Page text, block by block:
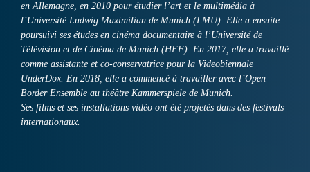
en Allemagne, en 2010 pour étudier l’art et le multimédia à
l’Université Ludwig Maximilian de Munich (LMU). Elle a ensuite
poursuivi ses études en cinéma documentaire à l’Université de
Télévision et de Cinéma de Munich (HFF). En 2017, elle a travaillé
comme assistante et co-conservatrice pour la Videobiennale
UnderDox. En 2018, elle a commencé à travailler avec l’Open
Border Ensemble au théâtre Kammerspiele de Munich.
Ses films et ses installations vidéo ont été projetés dans des festivals
internationaux.